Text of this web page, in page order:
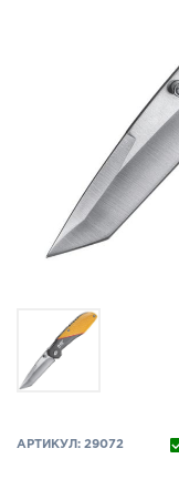
АРТИКУЛ: 29072